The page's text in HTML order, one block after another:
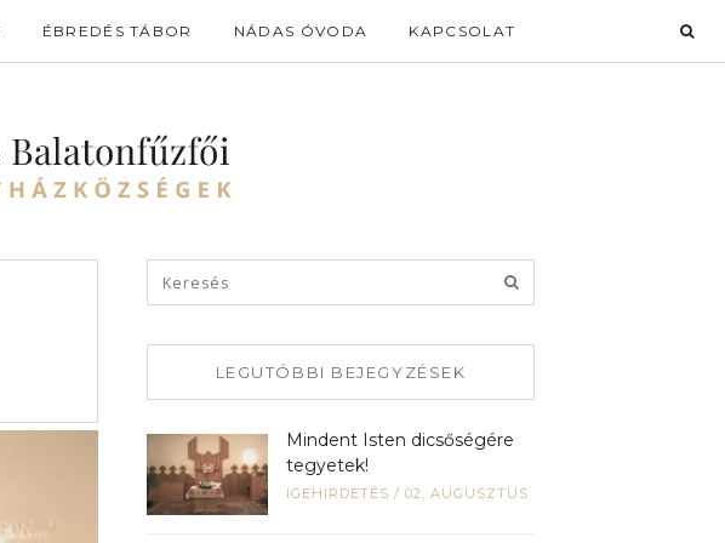
ÉBREDÉS TÁBOR NÁDAS ÓVODA KAPCSOLAT
LEGUTÓBBI BEJEGYZÉSEK
Mindent Isten dicsőségére
tegyetek!
IGEHIRDETÉS / 02, AUGUSZTUS